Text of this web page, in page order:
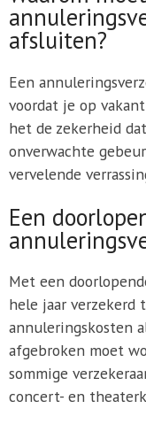
afsluiten?
Een
voordat je op
het de zekerheid
onverwachte
vervelende
Een
Met een
hele jaar verzekerd
annuleringskosten
afgebroken moet
sommige
concert- en